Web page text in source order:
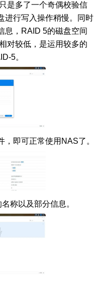
是多了一个奇偶校验信
进行写入操作稍慢。同时
息，RAID 5的磁盘空间
对较低，是运用较多的
5。
即可正常使用NAS了。
称以及部分信息。